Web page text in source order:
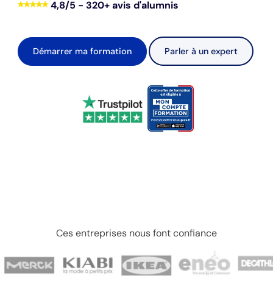
⭑⭑⭑⭑⭑4,8/5 - 320+ avis d'alumnis
Démarrer ma formation Parler à un expert
Ces entreprises nous font confiance